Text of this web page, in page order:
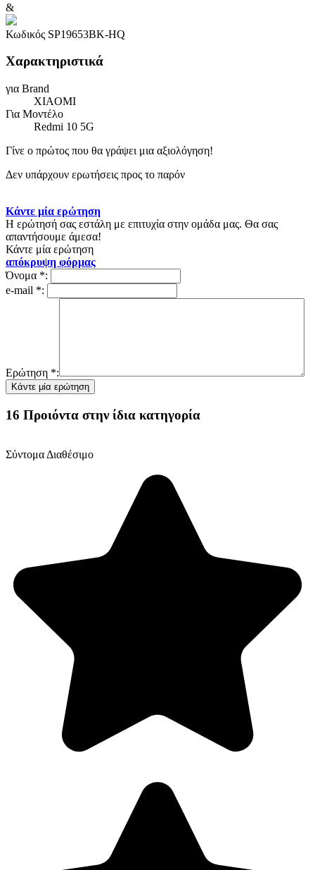
&
Κωδικός SP19653BK-HQ
Χαρακτηριστικά
για Brand
XIAOMI
Για Μοντέλο
Redmi 10 5G
Γίνε ο πρώτος που θα γράψει μια αξιολόγηση!
Δεν υπάρχουν ερωτήσεις προς το παρόν
Κάντε μία ερώτηση
Η ερώτησή σας εστάλη με επιτυχία στην ομάδα μας. Θα σας
απαντήσουμε άμεσα!
Κάντε μία ερώτηση
απόκρυψη φόρμας
Όνομα *:
e-mail *:
Ερώτηση *:
16 Προιόντα στην ίδια κατηγορία
Σύντομα Διαθέσιμο